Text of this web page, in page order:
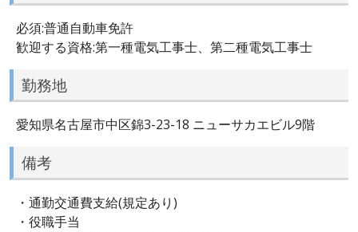
必須:普通自動車免許
歓迎する資格:第一種電気工事士、第二種電気工事士
勤務地
愛知県名古屋市中区錦3-23-18 ニューサカエビル9階
備考
・通勤交通費支給(規定あり)
・役職手当